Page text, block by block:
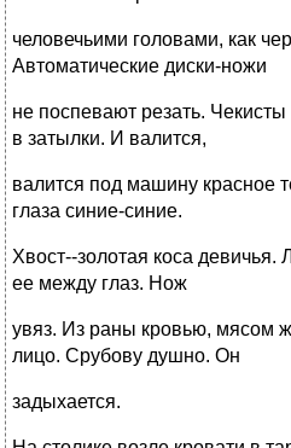
человечьими головами, как
Автоматические диски-ножи
не поспевают резать.
в затылки. И валится,
валится под машину красное
глаза синие-синие.
Хвост--золотая коса девичья.
ее между глаз. Нож
увяз. Из раны кровью, мясом
лицо. Срубову душно. Он
задыхается.